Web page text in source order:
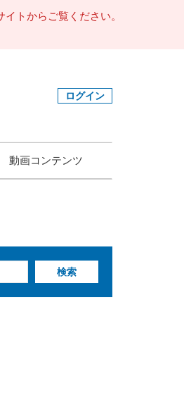
トからご覧ください。
ログイン
動画コンテンツ